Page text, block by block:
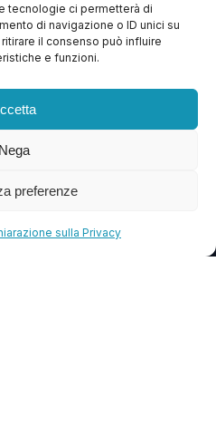
tecnologie ci permetterà di
di navigazione o ID unici su
il consenso può influire
e funzioni.
Nega
preferenze
sulla Privacy